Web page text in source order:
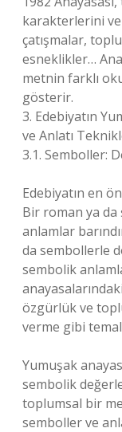
karakterlerini ve
çatışmalar,
esneklikler…
metnin farklı
gösterir.
3. Edebiyatın
ve Anlatı
3.1. Semboller:
Edebiyatın en
Bir roman ya da
anlamlar
da sembollerle
sembolik
özgürlük ve
verme gibi
Yumuşak
sembolik
toplumsal bir
semboller ve